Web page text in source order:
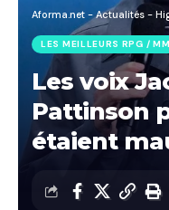
Aforma.net - Actualités -
LES MEILLEURS RPG /
Les voix
Pattinson
étaient